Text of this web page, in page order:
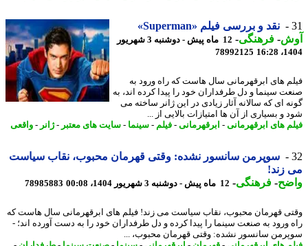
نقد و بررسی فیلم «Superman»
-فرهنگی-
12 ماه پیش - دوشنبه 3 شهریور
78992125
های ابرقهرمانی سال هاست که راه ورود به
سینما و دل طرفداران خود را پیدا کرده اند، به
ای که سالانه آثار زیادی در این ژانر ساخته می
و بسیاری از آن ها امتیازات بالایی از ...
های ابرقهرمانی-ابرقهرمانی-فیلم -سینما-سایت های معتبر-ژانر- واقعی
سوپرمن سانسور نشده: وقتی قهرمان محبوب، نقاب سیاست
زند!
-فرهنگی-12 ماه پیش - دوشنبه 3 شهریور 1404، 00:08 78985883
قهرمان محبوب، نقاب سیاست می زند! فیلم های ابرقهرمانی سال هاست که
ورود به صنعت سینما را پیدا کرده و دل طرفداران خود را به دست آورده اند؛ -
سانسور نشده: وقتی قهرمان محبوب، ...